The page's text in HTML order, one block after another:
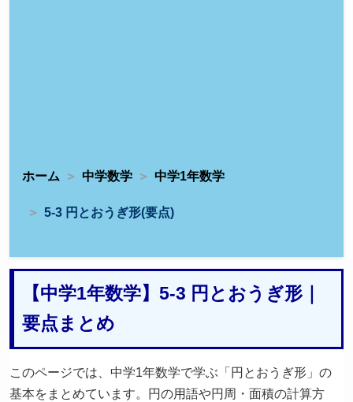
ホーム 中学数学 中学1年数学
5-3 円とおうぎ形(要点)
【中学1年数学】5-3 円とおうぎ形｜
要点まとめ
このページでは、中学1年数学で学ぶ「円とおうぎ形」の
基本をまとめています。円の用語や円周・面積の計算方